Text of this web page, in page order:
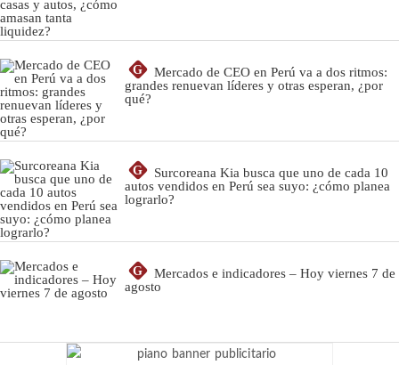
G
Mercado de CEO en Perú va a dos ritmos:
grandes renuevan líderes y otras esperan, ¿por
qué?
G
Surcoreana Kia busca que uno de cada 10
autos vendidos en Perú sea suyo: ¿cómo planea
lograrlo?
G
Mercados e indicadores – Hoy viernes 7 de
agosto